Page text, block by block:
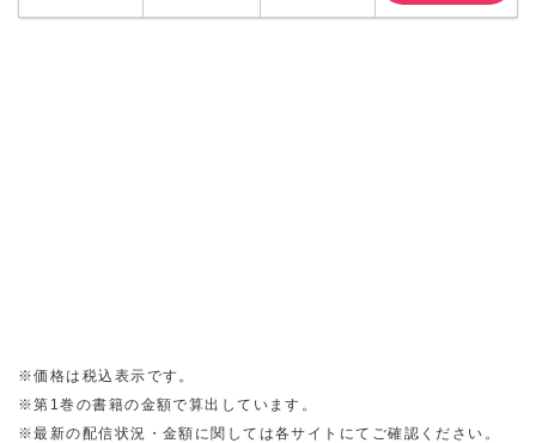
※価格は税込表示です。
※第1巻の書籍の金額で算出しています。
※最新の配信状況・金額に関しては各サイトにてご確認ください。